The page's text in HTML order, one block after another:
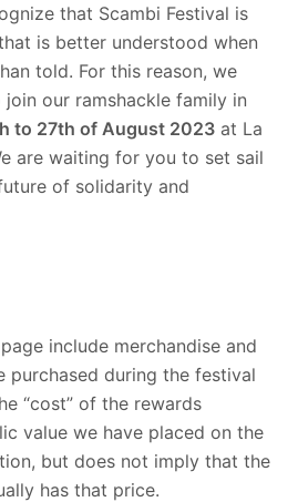
that Scambi Festival is
is better understood when
told. For this reason, we
our ramshackle family in
to 27th of August 2023 at La
are waiting for you to set sail
of solidarity and
include merchandise and
purchased during the festival
“cost” of the rewards
value we have placed on the
but does not imply that the
has that price.